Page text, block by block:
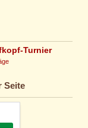
Turnier
Seite